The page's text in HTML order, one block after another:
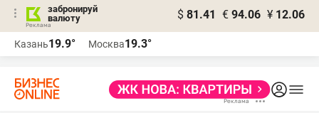
забронируй
валюту
$ 81.41 € 94.06 ¥ 12.06
Казань19.9° Москва19.3°